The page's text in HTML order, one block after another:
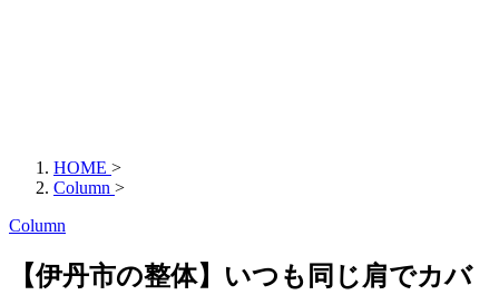
HOME >
Column >
Column
【伊丹市の整体】いつも同じ肩でカバ